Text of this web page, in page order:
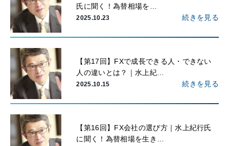
氏に聞く！為替相場を…
2025.10.23 続きを見る
【第17回】FXで成長できる人・できない
人の違いとは？｜水上紀…
2025.10.15 続きを見る
【第16回】FX会社の選び方｜水上紀行氏
に聞く！為替相場を生き…